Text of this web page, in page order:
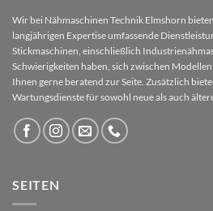
Wir bei Nähmaschinen Technik Elmshorn
langjährigen Expertise umfassende
Stickmaschinen, einschließlich
Schwierigkeiten haben, sich zwischen
Ihnen gerne beratend zur Seite. Zusätzlich
Wartungsdienste für sowohl neue als auch
SEITEN